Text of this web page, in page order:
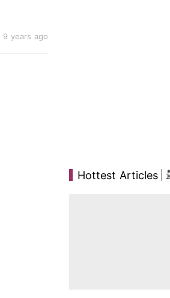
9 years ago
Hottest Articles